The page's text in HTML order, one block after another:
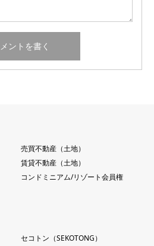
売買不動産（土地）
賃貸不動産（土地）
コンドミニアム/リゾート会員権
セコトン（SEKOTONG）